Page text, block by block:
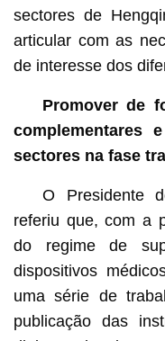
sectores de
articular com as
de interesse dos
Promover de
complementares
sectores na fase
O Presidente
referiu que, com a
do regime de
dispositivos
uma série de
publicação das